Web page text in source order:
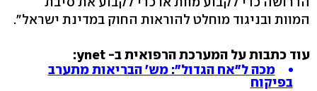
המוות ובניגוד מוחלט להוראות החוק במדינת ישראל".
עוד כתבות על המערכת הרפואית ב- ynet:
מכה ל"אח הגדול": מש' הבריאות מתערב
בפיקוח